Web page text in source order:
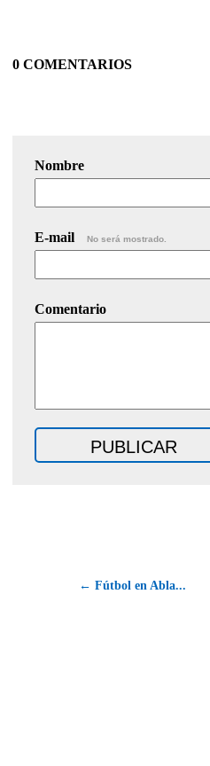
0 COMENTARIOS
Nombre
E-mail No será mostrado.
Comentario
← Fútbol en Abla...